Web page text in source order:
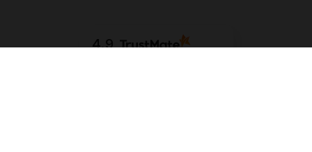
4.9